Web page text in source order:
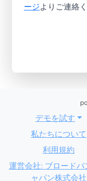
ージよりご連絡
デモを試す
私たちについて
利用規約
運営会社: ブロードバ
ャパン株式会社